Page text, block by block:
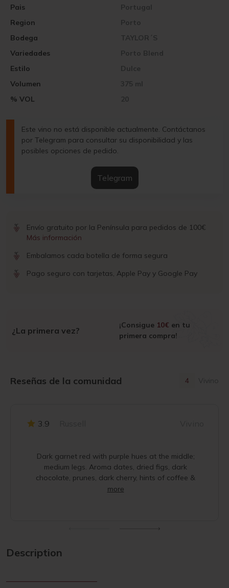
Pais
Portugal
Region
Porto
Volumen 375 ml
Bodega TAYLOR´S
% VOL 20
Variedades Porto Blend
Estilo Dulce
Este vino no está disponible actualmente. Contáctanos
por Telegram para consultar su disponibilidad y las
posibles opciones de pedido.
Telegram
Envío gratuito por la Península para pedidos de 100€
Más información
Embalamos cada botella de forma segura
Pago seguro con tarjetas, Apple Pay y Google Pay
¿La primera vez?
¡Consigue 10€ en tu
primera compra!
Reseñas de la comunidad 4 Vivino
3.9
Dark garnet red with purple hues at the middle;
medium legs. Aroma dates, dried figs, dark
chocolate, prunes, dark cherry, hints of coffee &
more
Description